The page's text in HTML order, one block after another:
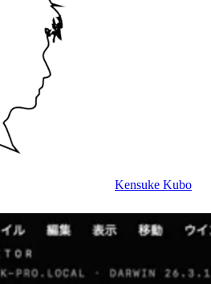
Kensuke Kubo